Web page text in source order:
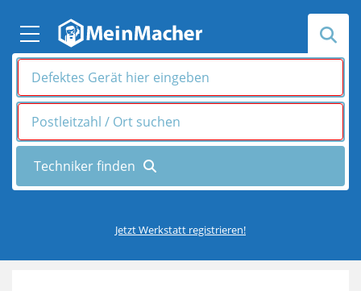
Jetzt Werkstatt registrieren!